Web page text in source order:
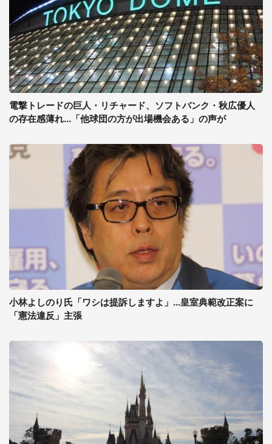
電撃トレードの巨人・リチャード、ソフトバンク・秋広優人
の存在感薄れ...「他球団の方が出場機会ある」の声が
小林よしのり氏「ワシは提訴しますよ」...皇室典範改正案に
「憲法違反」主張